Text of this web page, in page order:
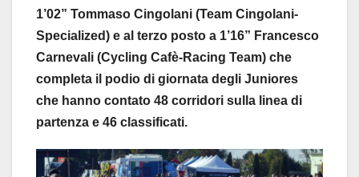
1’02” Tommaso Cingolani (Team Cingolani-
Specialized) e al terzo posto a 1’16” Francesco
Carnevali (Cycling Cafè-Racing Team) che
completa il podio di giornata degli Juniores
che hanno contato 48 corridori sulla linea di
partenza e 46 classificati.